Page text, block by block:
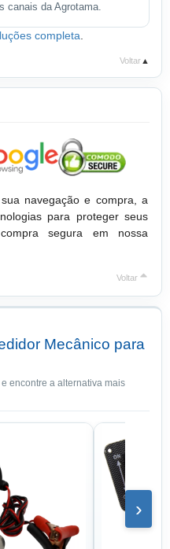
canais da Agrotama.
completa
Voltar ▲
navegação e compra, a
para proteger seus
segura em nossa
Voltar
Mecânico para
encontre a alternativa mais
›